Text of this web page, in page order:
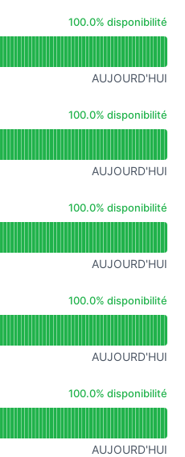
100% - disponibilité
100.0% disponibilité
Y A 90 JOURS AUJOURD'HUI
100% - disponibilité
100.0% disponibilité
Y A 90 JOURS AUJOURD'HUI
100% - disponibilité
100.0% disponibilité
Y A 90 JOURS AUJOURD'HUI
100% - disponibilité
100.0% disponibilité
Y A 90 JOURS AUJOURD'HUI
100% - disponibilité
100.0% disponibilité
AUJOURD'HUI